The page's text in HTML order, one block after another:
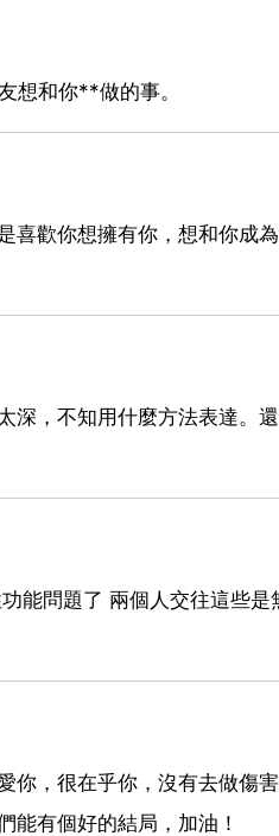
想和你**做的事。
喜歡你想擁有你，想和你成
深，不知用什麼方法表達。
能問題了 兩個人交往這些是
你，很在乎你，沒有去做傷
能有個好的結局，加油！